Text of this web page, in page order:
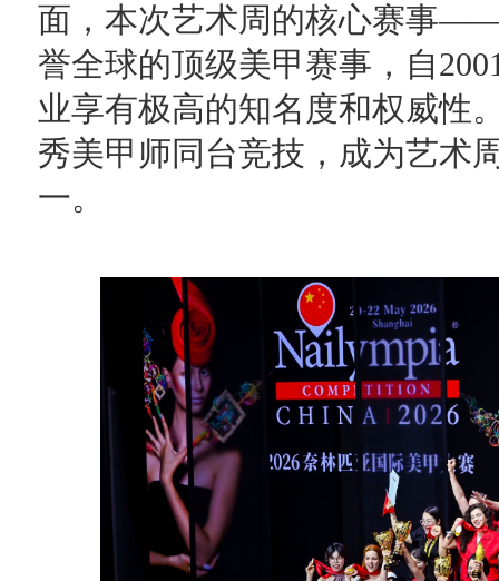
面，本次艺术周的核心赛事
誉全球的顶级美甲赛事，自
业享有极高的知名度和权威性
秀美甲师同台竞技，成为艺术
一。